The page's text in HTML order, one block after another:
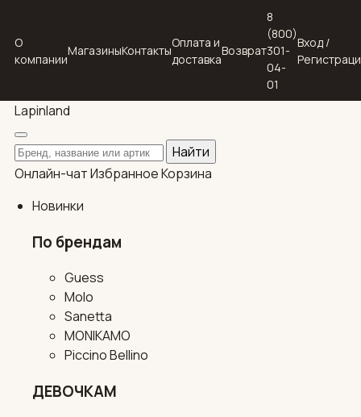
О
компании
МагазиныКонтакты
Оплата и
доставка
Возврат
8
(800)
301-
04-
01
Вход /
Lapinland
Поиск по каталогу
Найти
Онлайн-чатИзбранноеКорзина
Новинки
По брендам
Guess
Molo
Sanetta
MONIKAMO
Piccino Bellino
ДЕВОЧКАМ